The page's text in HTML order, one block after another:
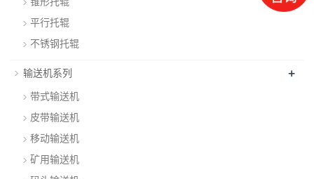
平行托辊
不锈钢托辊
输送机系列 +
带式输送机
皮带输送机
移动输送机
矿用输送机